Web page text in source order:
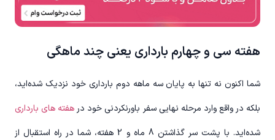
هفته سی و چهارم بارداری یعنی چند ماهگی
شما اکنون نه تنها به پایان سه ماهه دوم بارداری خود نزدیک شده‌اید،
بلکه در واقع وارد مرحله نهایی سفر باورنکردنی خود در هفته های بارداری
شده‌اید. با پشت سر گذاشتن 8 ماه و 2 هفته، شما در راه استقبال از